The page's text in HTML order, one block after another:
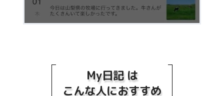
My日記 は
こんな人におすすめ